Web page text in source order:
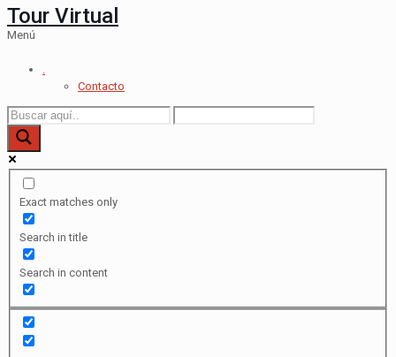
Tour Virtual
Menú
.
Contacto
Exact matches only
Search in title
Search in content